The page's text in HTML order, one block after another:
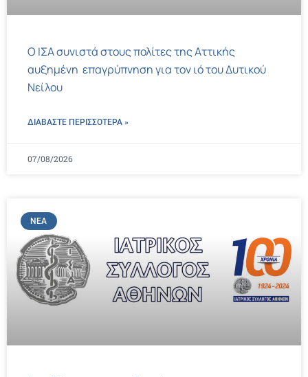
Ο ΙΣΑ συνιστά στους πολίτες της Αττικής
αυξημένη επαγρύπνηση για τον ιό του Δυτικού
Νείλου
ΔΙΑΒΑΣΤΕ ΠΕΡΙΣΣΌΤΕΡΑ »
07/08/2026
ΝΈΑ